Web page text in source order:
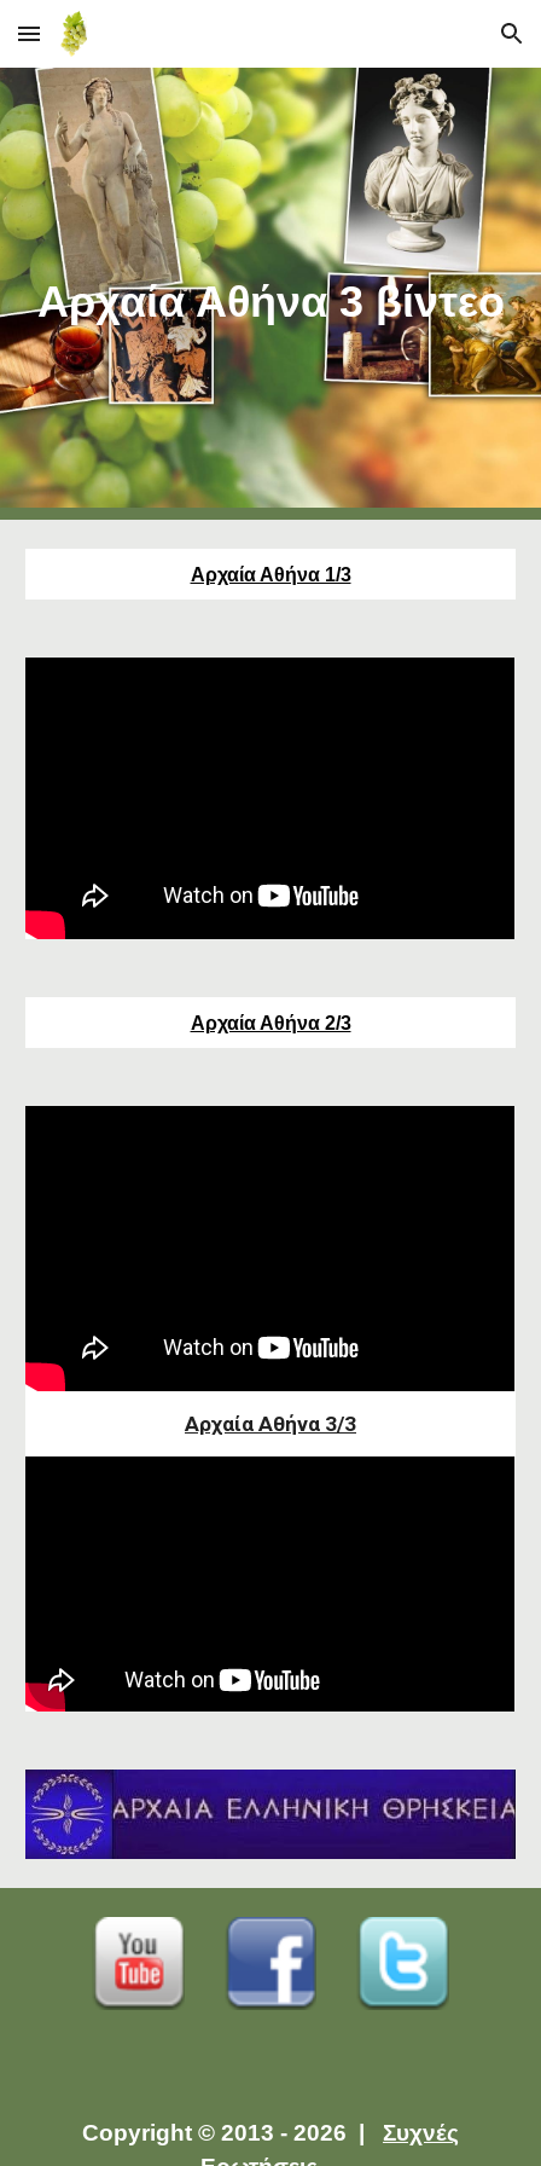
Skip to main content Skip to navigation
Αρχαία Αθήνα 3 βίντεο
Αρχαία Αθήνα 1/3
Αρχαία Αθήνα 2/3
Αρχαία Αθήνα 3/3
Copyright © 2013 - 2026 | Συχνές